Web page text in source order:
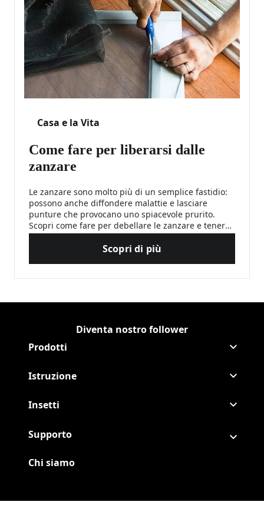
Casa e la Vita
Come fare per liberarsi dalle
zanzare
Le zanzare sono molto più di un semplice fastidio:
possono anche diffondere malattie e lasciare
punture che provocano uno spiacevole prurito.
Scopri come fare per debellare le zanzare e tenere
questi minuscoli vampiri lontano da te e dai tuoi
Come fare per liberarsi dalle
Scopri di più
Diventa nostro follower
Continua Raid Facebook
(Opens in a new tab)
Continua Raid
(Opens in a new tab)
Prodotti
Istruzione
Insetti
Supporto
Chi siamo